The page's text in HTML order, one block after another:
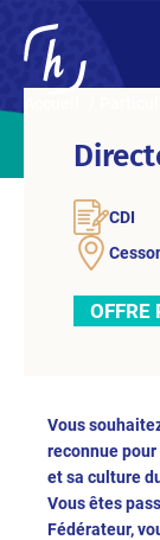
CDI
OFFRE
Vous
reconnue
et sa culture
Vous êtes
Fédérateur,